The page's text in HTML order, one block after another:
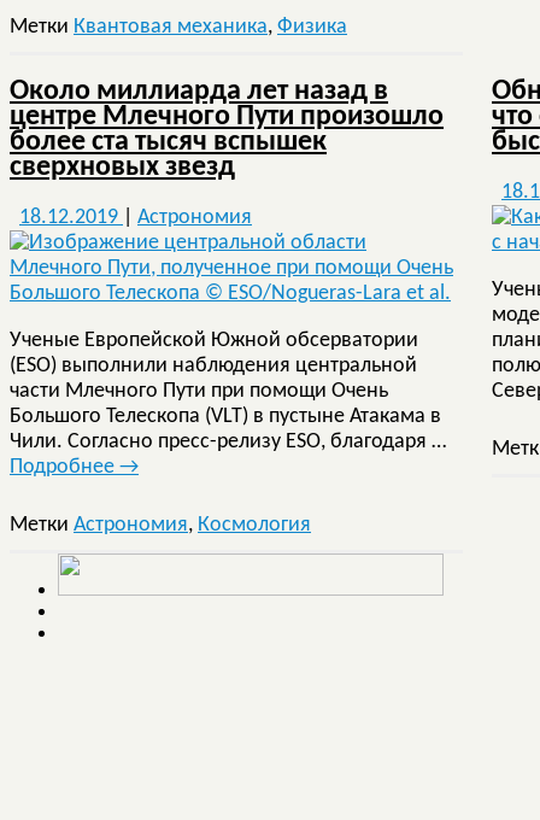
Метки Квантовая механика, Физика
Около миллиарда лет назад в
центре Млечного Пути произошло
более ста тысяч вспышек
сверхновых звезд
18.12.2019 Астрономия
Ученые Европейской Южной обсерватории
(ESO) выполнили наблюдения центральной
части Млечного Пути при помощи Очень
Большого Телескопа (VLT) в пустыне Атакама в
Чили. Согласно пресс-релизу ESO, благодаря …
Подробнее →
Метки Астрономия, Космология